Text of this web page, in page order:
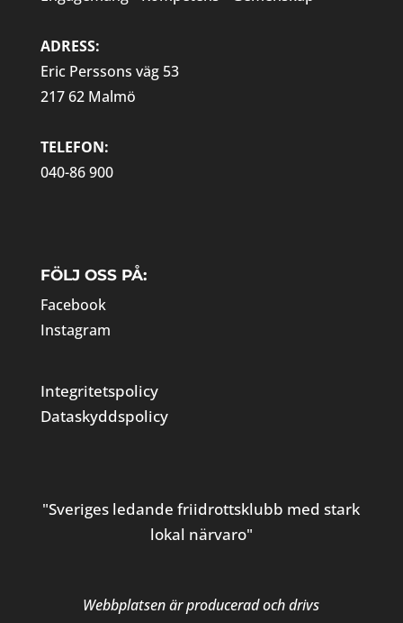
ADRESS:
Eric Perssons väg 53
217 62 Malmö
TELEFON:
040-86 900
FÖLJ OSS PÅ:
Facebook
Instagram
Integritetspolicy
Dataskyddspolicy
"Sveriges ledande friidrottsklubb med stark
lokal närvaro"
Webbplatsen är producerad och drivs